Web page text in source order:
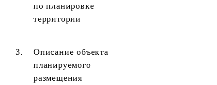
по планировке
территории
3.
Описание объекта
планируемого
размещения